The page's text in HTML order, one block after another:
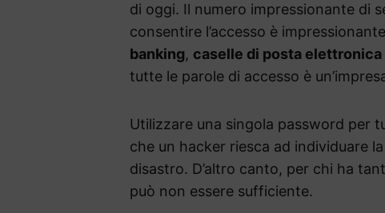
di oggi. Il numero impressionante di
consentire l’accesso è
banking, caselle di posta elettronica
tutte le parole di accesso è
Utilizzare una singola password per
che un hacker riesca ad individuare
disastro. D’altro canto, per chi ha
può non essere sufficiente.